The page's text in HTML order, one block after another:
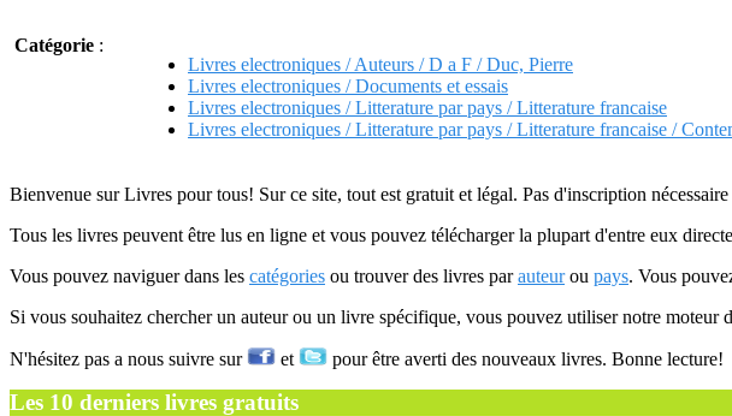
Catégorie :
Livres electroniques / Auteurs / D a F / Duc, Pierre
Livres electroniques / Documents et essais
Livres electroniques / Litterature par pays / Litterature francaise
Livres electroniques / Litterature par pays / Litterature francaise /
Bienvenue sur Livres pour tous! Sur ce site, tout est gratuit et légal. Pas d'inscription
Tous les livres peuvent être lus en ligne et vous pouvez télécharger la plupart d'entre eux
Vous pouvez naviguer dans les catégories ou trouver des livres parauteurou pays. Vous
Si vous souhaitez chercher un auteur ou un livre spécifique, vous pouvez utiliser notre moteur
N'hésitez pas a nous suivre sur et pour être averti des nouveaux livres. Bonne lecture!
Les 10 derniers livres gratuits